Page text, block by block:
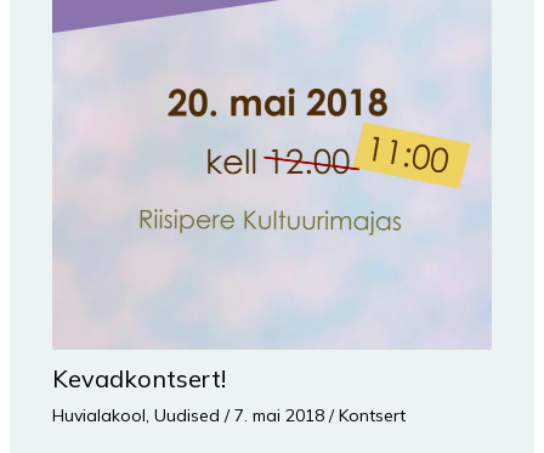
Kevadkontsert!
Huvialakool, Uudised /7. mai 2018 /Kontsert